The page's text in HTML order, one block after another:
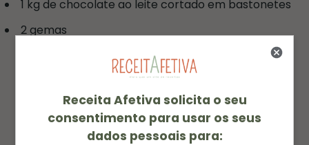
1 kg de chocolate ao leite cortado em bastonetes
2 gemas
Modo de preparo
Em uma superfície coloque a farinha, o açúcar e a
manteiga, dissolva a manteiga (20g) na farinha.
Receita Afetiva solicita o seu
consentimento para usar os seus
dados pessoais para: